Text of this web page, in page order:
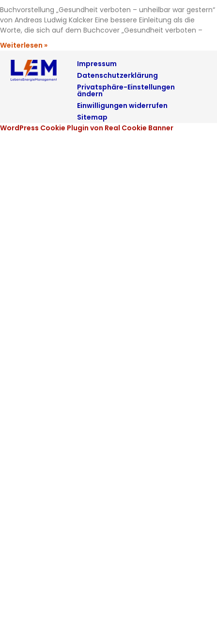
Buchvorstellung „Gesundheit verboten – unheilbar war gestern“
von Andreas Ludwig Kalcker Eine bessere Einleitung als die
Worte, die sich auf dem Buchcover „Gesundheit verboten –
Weiterlesen »
Impressum
Datenschutzerklärung
Privatsphäre-Einstellungen
ändern
Einwilligungen widerrufen
Sitemap
WordPress Cookie Plugin von Real Cookie Banner